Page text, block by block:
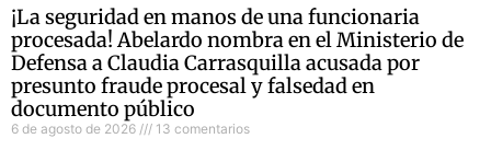
¡La seguridad en manos de una funcionaria
procesada! Abelardo nombra en el Ministerio de
Defensa a Claudia Carrasquilla acusada por
presunto fraude procesal y falsedad en
documento público
6 de agosto de 2026 13 comentarios